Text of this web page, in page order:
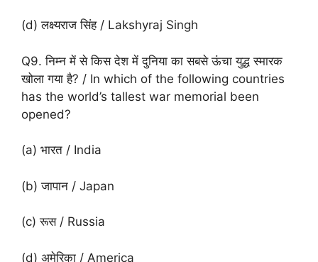
(d) लक्ष्यराज सिंह / Lakshyraj Singh
Q9. निम्न में से किस देश में दुनिया का सबसे ऊंचा युद्ध स्मारक
खोला गया है? / In which of the following countries
has the world’s tallest war memorial been
opened?
(a) भारत / India
(b) जापान / Japan
(c) रूस / Russia
(d) अमेरिका / America